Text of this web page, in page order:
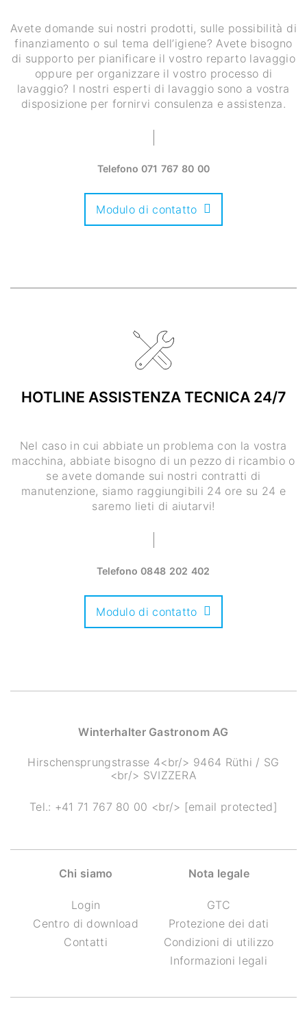
Avete domande sui nostri prodotti, sulle possibilità di
finanziamento o sul tema dell’igiene? Avete bisogno
di supporto per pianificare il vostro reparto lavaggio
oppure per organizzare il vostro processo di
lavaggio? I nostri esperti di lavaggio sono a vostra
disposizione per fornirvi consulenza e assistenza.
Telefono 071 767 80 00
Modulo di contatto
HOTLINE ASSISTENZA TECNICA 24/7
Nel caso in cui abbiate un problema con la vostra
macchina, abbiate bisogno di un pezzo di ricambio o
se avete domande sui nostri contratti di
manutenzione, siamo raggiungibili 24 ore su 24 e
saremo lieti di aiutarvi!
Telefono0848 202 402
Modulo di contatto
Winterhalter Gastronom AG
Hirschensprungstrasse 4<br/> 9464 Rüthi / SG
<br/> SVIZZERA
Tel.: +41 71 767 80 00 <br/> [email protected]
Chi siamo
Login
Centro di download
Contatti
Nota legale
GTC
Protezione dei dati
Condizioni di utilizzo
Informazioni legali